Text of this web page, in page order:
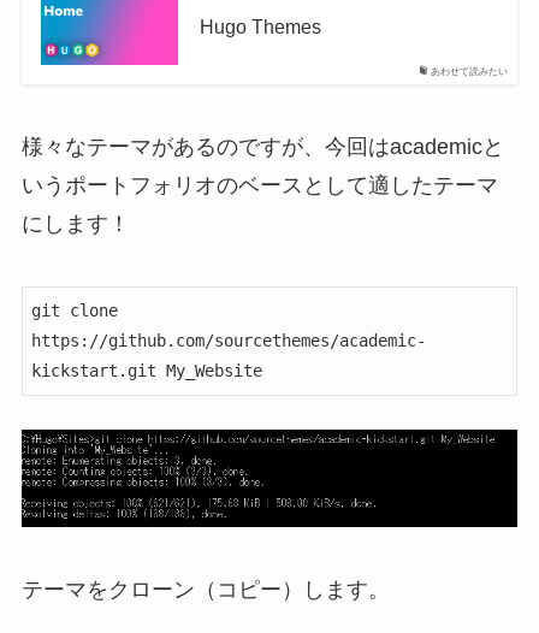
あわせて読みたい
Hugo Themes
様々なテーマがあるのですが、今回はacademicと
いうポートフォリオのベースとして適したテーマ
にします！
git clone
https://github.com/sourcethemes/academic-
kickstart.git My_Website
テーマをクローン（コピー）します。